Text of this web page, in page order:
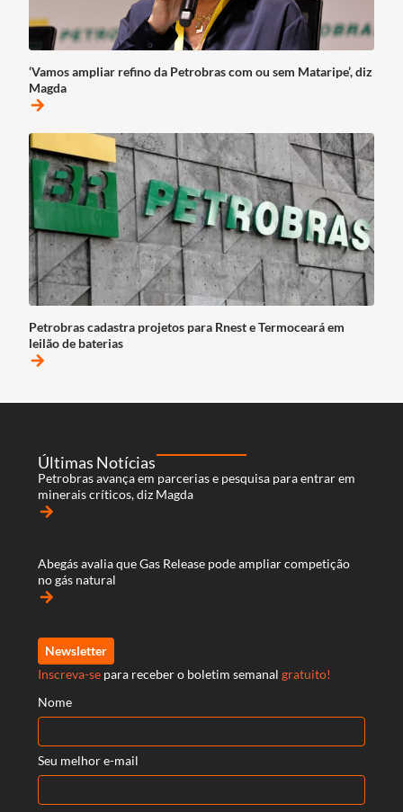
‘Vamos ampliar refino da Petrobras com ou sem Mataripe’, diz
Magda
arrow_forward
Petrobras cadastra projetos para Rnest e Termoceará em
leilão de baterias
arrow_forward
Últimas Notícias
Petrobras avança em parcerias e pesquisa para entrar em
minerais críticos, diz Magda
arrow_forward
Abegás avalia que Gas Release pode ampliar competição
no gás natural
arrow_forward
Newsletter
Inscreva-se para receber o boletim semanal gratuito!
Nome
Seu melhor e-mail